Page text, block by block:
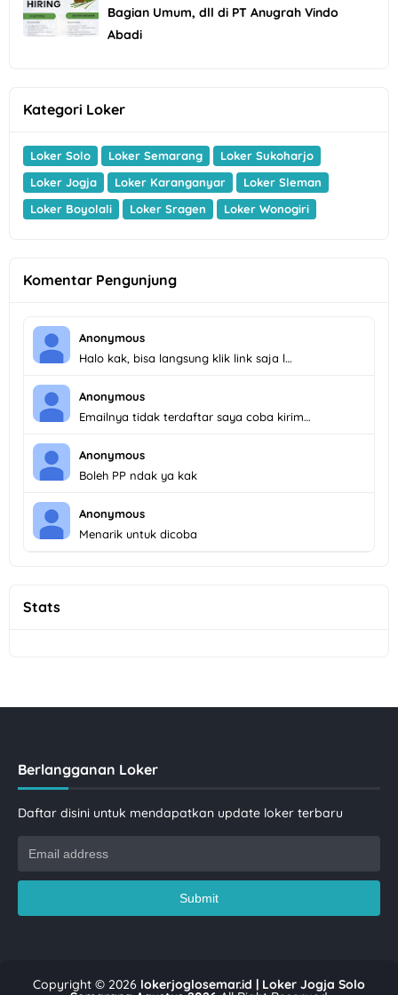
Bagian Umum, dll di PT Anugrah Vindo
Abadi
Kategori Loker
Loker Solo Loker Semarang
Loker Sukoharjo
Loker Jogja
Loker Karanganyar
Loker Sleman
Loker Boyolali
Loker Sragen Loker Wonogiri
Komentar Pengunjung
Anonymous
Halo kak, bisa langsung klik link saja l…
Anonymous
Emailnya tidak terdaftar saya coba kirim…
Anonymous
Boleh PP ndak ya kak
Anonymous
Menarik untuk dicoba
Stats
Berlangganan Loker
Daftar disini untuk mendapatkan update loker terbaru
Copyright © 2026 lokerjoglosemar.id | Loker Jogja Solo